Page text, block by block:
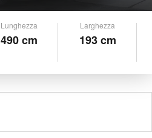
Lunghezza
490 cm
Larghezza
193 cm